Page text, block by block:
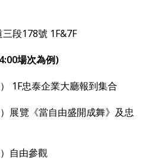
段178號 1F&7F
場次為例)
1F忠泰企業大廳報到集合
展覽《當自由盛開成舞》及忠
自由參觀